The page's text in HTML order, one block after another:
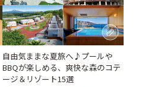
自由気ままな夏旅へ♪プールや
BBQが楽しめる、爽快な森のコテ
ージ＆リゾート15選